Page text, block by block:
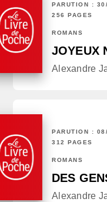
PARUTION :
256 PAGES
ROMANS
JOYEUX
Alexandre
PARUTION :
312 PAGES
ROMANS
DES
Alexandre